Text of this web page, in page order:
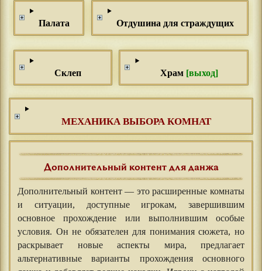
Палата Отдушина для страждущих
Склеп Храм [выход]
МЕХАНИКА ВЫБОРА КОМНАТ
Дополнительный контент для данжа
Дополнительный контент — это расширенные комнаты
и ситуации, доступные игрокам, завершившим
основное прохождение или выполнившим особые
условия. Он не обязателен для понимания сюжета, но
раскрывает новые аспекты мира, предлагает
альтернативные варианты прохождения основного